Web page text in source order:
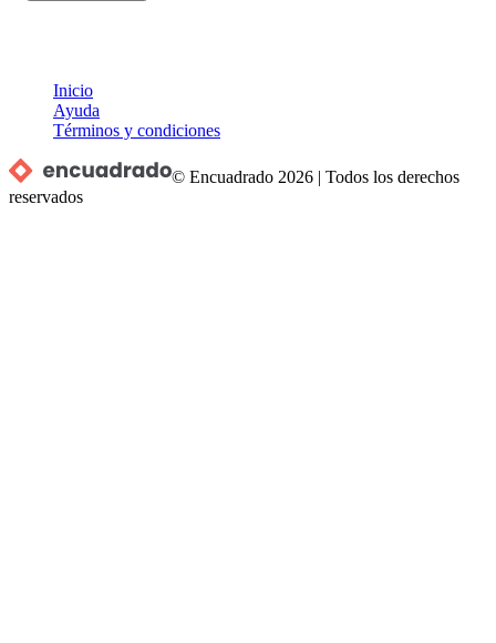
Inicio
Ayuda
Términos y condiciones
© Encuadrado 2026 |Todos los derechos
reservados